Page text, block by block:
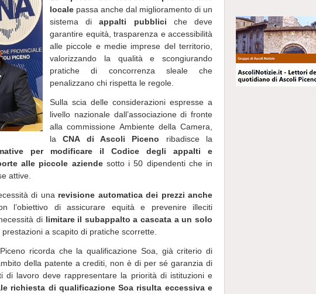
locale passa anche dal miglioramento di un
sistema diappalti pubblici che deve
garantire equità, trasparenza e accessibilità
alle piccole e medie imprese del territorio,
valorizzando la qualità e scongiurando
pratiche di concorrenza sleale che
penalizzano chi rispetta le regole.
Sulla scia delle considerazioni espresse a
livello nazionale dall’associazione di fronte
alla commissione Ambiente della Camera,
laCNA di Ascoli Piceno ribadisce la
per modificare il Codice degli appalti e
alle piccole aziendesotto i 50 dipendenti che in
attive.
di una revisione automatica dei prezzi anche
l’obiettivo di assicurare equità e prevenire illeciti
di limitare il subappalto a cascata a un solo
a scapito di pratiche scorrette.
ricorda che la qualificazione Soa, già criterio di
della patente a crediti, non è di per sé garanzia di
di lavoro deve rappresentare la priorità di istituzioni e
richiesta di qualificazione Soa risulta eccessiva e